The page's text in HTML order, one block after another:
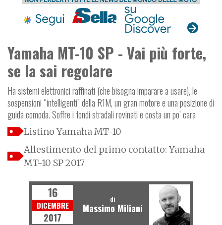
Yamaha MT-10 SP - Vai più forte,
se la sai regolare
Ha sistemi elettronici raffinati (che bisogna imparare a usare), le
sospensioni “intelligenti” della R1M, un gran motore e una posizione di
guida comoda. Soffre i fondi stradali rovinati e costa un po’ cara
Listino Yamaha MT-10
Allestimento del primo contatto: Yamaha
MT-10 SP 2017
16
DICEMBRE
2017
di
Massimo Miliani